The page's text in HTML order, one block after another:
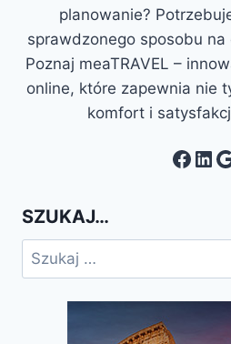
planowanie?
sprawdzonego sposobu na
Poznaj meaTRAVEL –
online, które zapewnia nie
komfort i
SZUKAJ…
Szukaj: